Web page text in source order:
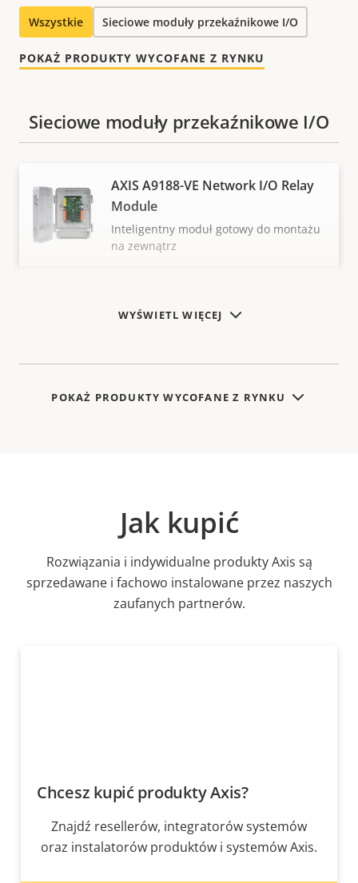
Wszystkie Sieciowe moduły przekaźnikowe I/O
POKAŻ PRODUKTY WYCOFANE Z RYNKU
WYŚWIETL WIĘCEJ
Sieciowe moduły przekaźnikowe I/O
AXIS A9188-VE Network I/O Relay
Module
Inteligentny moduł gotowy do montażu
na zewnątrz
POKAŻ PRODUKTY WYCOFANE Z RYNKU
Jak kupić
Rozwiązania i indywidualne produkty Axis są
sprzedawane i fachowo instalowane przez naszych
zaufanych partnerów.
Chcesz kupić produkty Axis?
Znajdź resellerów, integratorów systemów
oraz instalatorów produktów i systemów Axis.